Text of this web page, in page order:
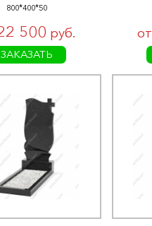
800*400*50
500 руб.
ЗАКАЗАТЬ
от